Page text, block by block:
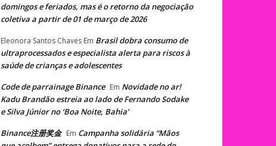
domingos e feriados, mas é o retorno da negociação
coletiva a partir de 01 de março de 2026
Eleonora Santos Chaves Em Brasil dobra consumo de
ultraprocessados e especialista alerta para riscos à
saúde de crianças e adolescentes
Code de parrainage Binance Em Novidade no ar!
Kadu Brandão estreia ao lado de Fernando Sodake
e Silva Júnior no ‘Boa Noite, Bahia’
Binance注册奖金 Em Campanha solidária “Mãos